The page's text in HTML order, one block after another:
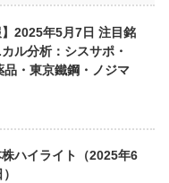
】2025年5月7日 注目銘
ル分析：シスサポ・
品・東京鐵鋼・ノジマ
ハイライト（2025年6